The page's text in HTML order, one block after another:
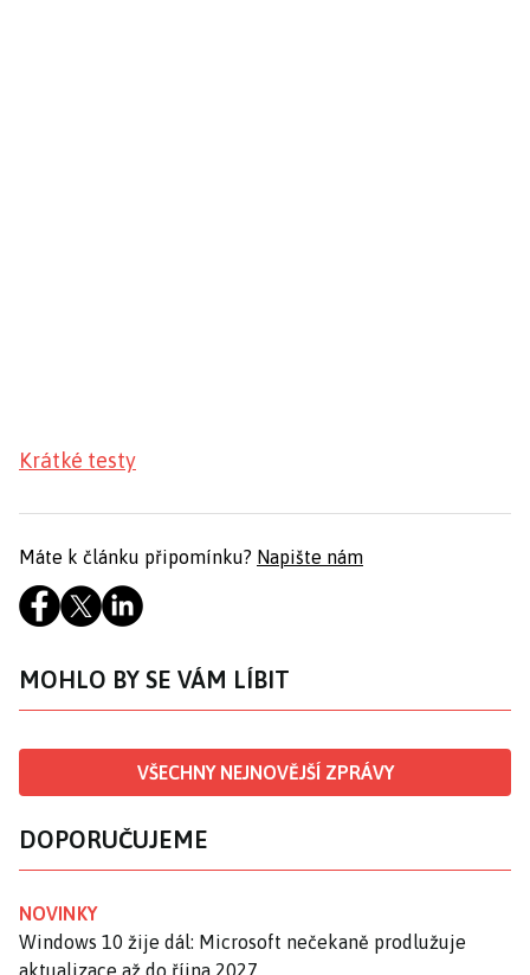
Krátké testy
Máte k článku připomínku? Napište nám
MOHLO BY SE VÁM LÍBIT
VŠECHNY NEJNOVĚJŠÍ ZPRÁVY
DOPORUČUJEME
NOVINKY
Windows 10 žije dál: Microsoft nečekaně prodlužuje
aktualizace až do října 2027